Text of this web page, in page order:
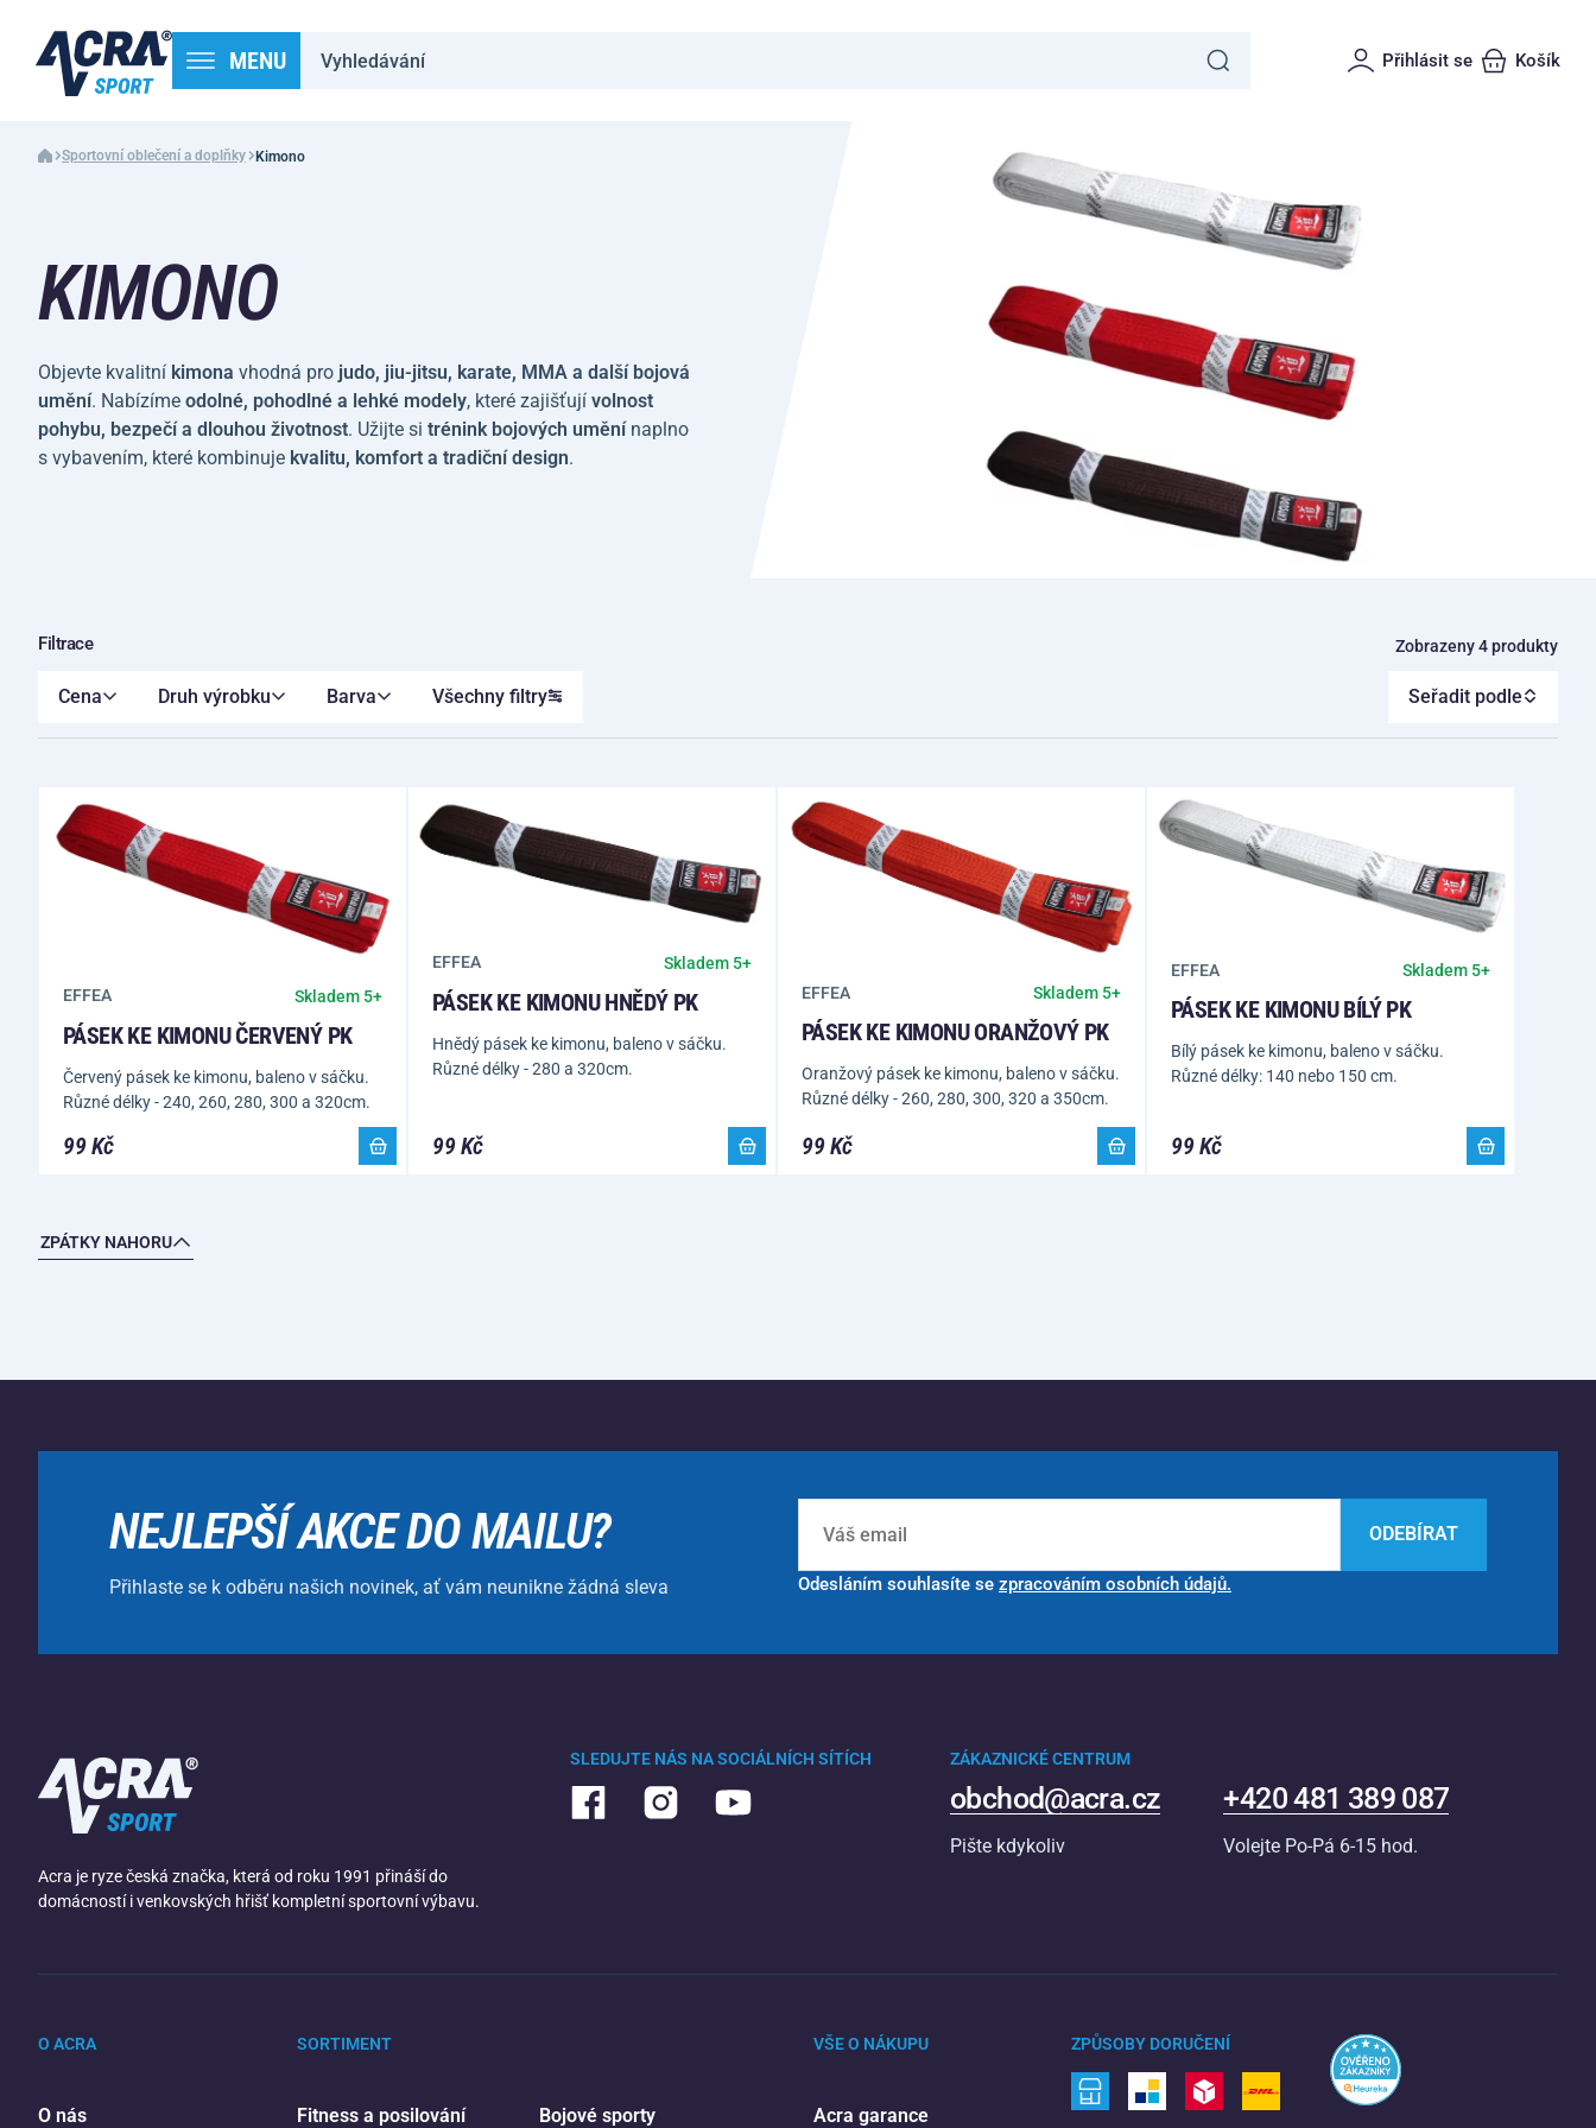
MENU Přihlásit se Košík
Sportovní oblečení a doplňky Kimono
KIMONO
Objevte kvalitní kimona vhodná pro judo, jiu-jitsu, karate, MMA a další bojová
umění. Nabízíme odolné, pohodlné a lehké modely, které zajišťují volnost
pohybu, bezpečí a dlouhou životnost. Užijte si trénink bojových uměnínaplno
s vybavením, které kombinuje kvalitu, komfort a tradiční design.
Filtrace Zobrazeny 4 produkty
Cena Druh výrobku Barva Všechny filtry Seřadit podle
EFFEA Skladem 5+
PÁSEK KE KIMONU ČERVENÝ PK
Červený pásek ke kimonu, baleno v sáčku.
Různé délky - 240, 260, 280, 300 a 320cm.
99 Kč
EFFEA Skladem 5+
PÁSEK KE KIMONU HNĚDÝ PK
Hnědý pásek ke kimonu, baleno v sáčku.
Různé délky - 280 a 320cm.
99 Kč
EFFEA Skladem 5+
PÁSEK KE KIMONU ORANŽOVÝ PK
Oranžový pásek ke kimonu, baleno v sáčku.
Různé délky - 260, 280, 300, 320 a 350cm.
99 Kč
EFFEA Skladem 5+
PÁSEK KE KIMONU BÍLÝ PK
Bílý pásek ke kimonu, baleno v sáčku.
Různé délky: 140 nebo 150 cm.
99 Kč
ZPÁTKY NAHORU
NEJLEPŠÍ AKCE DO MAILU?
Přihlaste se k odběru našich novinek, ať vám neunikne žádná sleva
ODEBÍRAT
Odesláním souhlasíte se zpracováním osobních údajů.
Acra je ryze česká značka, která od roku 1991 přináší do
domácností i venkovských hřišť kompletní sportovní výbavu.
SLEDUJTE NÁS NA SOCIÁLNÍCH SÍTÍCH ZÁKAZNICKÉ CENTRUM
obchod@acra.cz
Pište kdykoliv
+420 481 389 087
Volejte Po-Pá 6-15 hod.
O ACRA
O nás
SORTIMENT
Fitness a posilování Bojové sporty
VŠE O NÁKUPU
Acra garance
ZPŮSOBY DORUČENÍ